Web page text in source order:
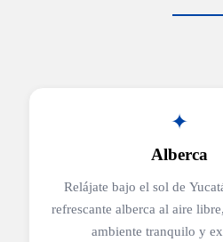
✦
Alberca
Relájate bajo el sol de
refrescante alberca al aire
ambiente tranquilo y